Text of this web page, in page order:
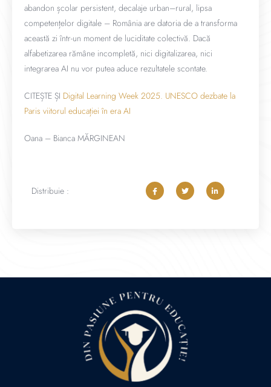
abandon școlar persistent, decalaje urban–rural, lipsa
competențelor digitale – România are datoria de a transforma
această zi într-un moment de luciditate colectivă. Dacă
alfabetizarea rămâne incompletă, nici digitalizarea, nici
integrarea AI nu vor putea aduce rezultatele scontate.
CITEȘTE ȘI Digital Learning Week 2025. UNESCO dezbate la
Paris viitorul educației în era AI
Oana – Bianca MĂRGINEAN
Distribuie :